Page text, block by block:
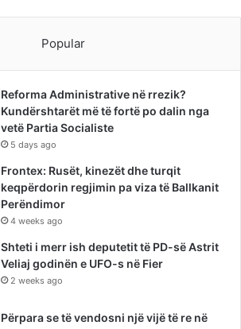
Reforma Administrative në rrezik?
Kundërshtarët më të fortë po dalin nga
vetë Partia Socialiste
5 days ago
Frontex: Rusët, kinezët dhe turqit
keqpërdorin regjimin pa viza të Ballkanit
Perëndimor
4 weeks ago
Shteti i merr ish deputetit të PD-së Astrit
2 weeks ago